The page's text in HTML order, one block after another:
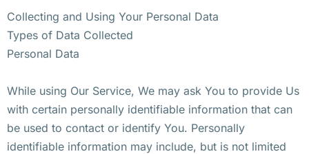
Collecting and Using Your Personal Data
Types of Data Collected
Personal Data
While using Our Service, We may ask You to provide Us
with certain personally identifiable information that can
be used to contact or identify You. Personally
identifiable information may include, but is not limited